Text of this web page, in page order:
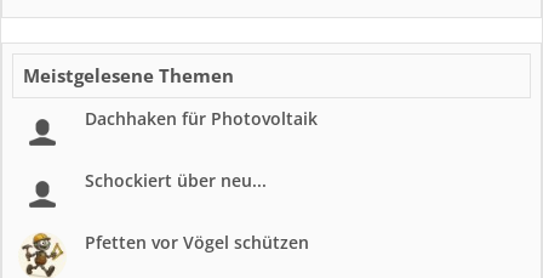
Meistgelesene Themen
Dachhaken für Photovoltaik
Schockiert über neu...
Pfetten vor Vögel schützen